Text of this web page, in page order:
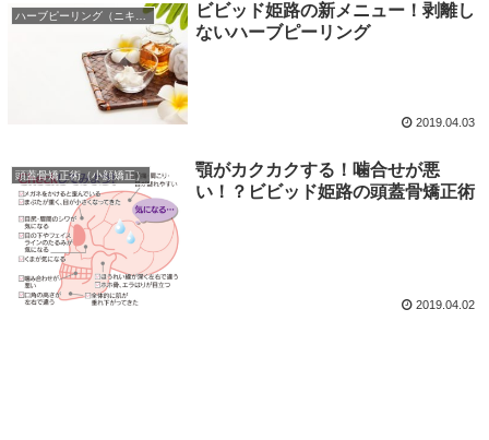
ハーブピーリング（ニキビ・毛穴・肌質改善）
ビビッド姫路の新メニュー！剥離し
ないハーブピーリング
2019.04.03
頭蓋骨矯正術（小顔矯正）
顎がカクカクする！噛合せが悪
い！？ビビッド姫路の頭蓋骨矯正術
2019.04.02